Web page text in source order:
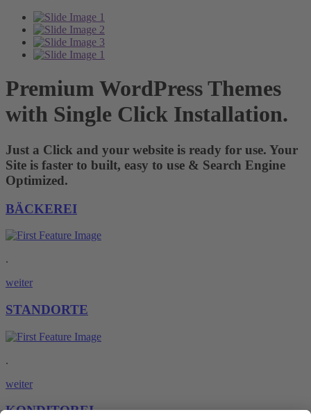
Premium WordPress Themes
with Single Click Installation.
Just a Click and your website is ready for use. Your
Site is faster to built, easy to use & Search Engine
Optimized.
BÄCKEREI
.
weiter
STANDORTE
.
weiter
KONDITOREI